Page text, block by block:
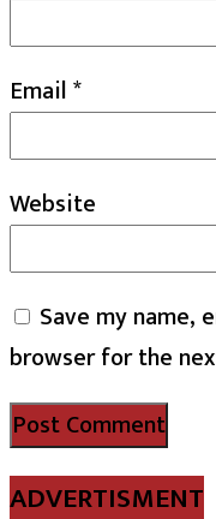
Email*
Website
Save my name,
browser for the
ADVERTISMENT